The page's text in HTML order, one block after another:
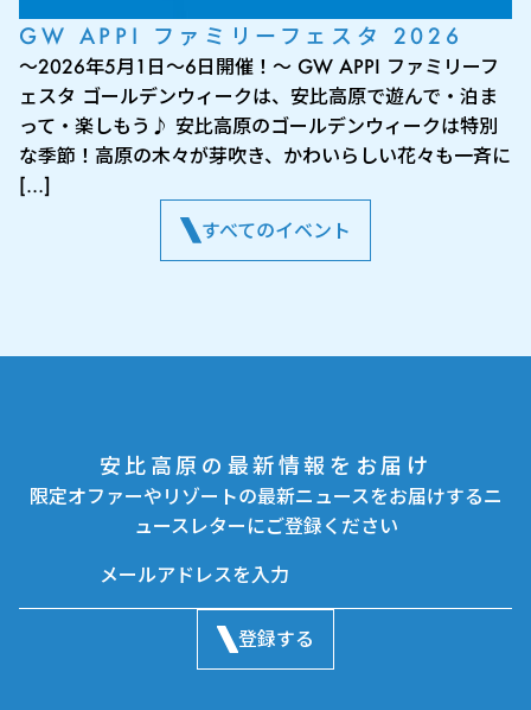
GW APPI ファミリーフェスタ 2026
～2026年5月1日～6日開催！～ GW APPI ファミリーフ
ェスタ ゴールデンウィークは、安比高原で遊んで・泊ま
って・楽しもう♪ 安比高原のゴールデンウィークは特別
な季節！高原の木々が芽吹き、かわいらしい花々も一斉に
[…]
すべてのイベント
安比高原の最新情報をお届け
限定オファーやリゾートの最新ニュースをお届けするニ
ュースレターにご登録ください
登録する